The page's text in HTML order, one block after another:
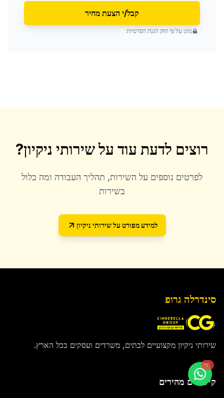
קבל/י הצעת מחיר
מוגן על פי חוק הגנת הפרטיות
רוצים לדעת עוד עלשירותי ניקיון?
לפרטים נוספים על השירות, תהליך העבודה ומה כלול
בשירות
למידע מפורט עלשירותי ניקיון
סינדרלה גרופ
שירותי ניקיון מקצועיים לבתים, משרדים ועסקים בכל הארץ.
קישורים מהירים
חי